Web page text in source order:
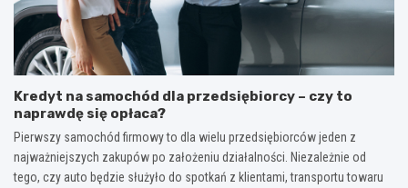
Kredyt na samochód dla przedsiębiorcy – czy to
naprawdę się opłaca?
Pierwszy samochód firmowy to dla wielu przedsiębiorców jeden z
najważniejszych zakupów po założeniu działalności. Niezależnie od
tego, czy auto będzie służyło do spotkań z klientami, transportu towaru